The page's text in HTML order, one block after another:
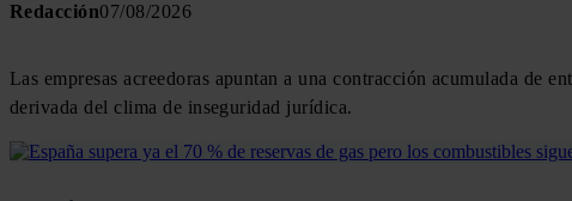
Redacción07/08/2026
Las empresas acreedoras apuntan a una contracción acumulada de
derivada del clima de inseguridad jurídica.